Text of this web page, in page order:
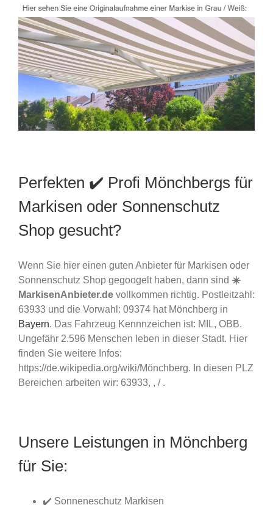
Perfekten ✔️ Profi Mönchbergs für
Markisen oder Sonnenschutz
Shop gesucht?
Wenn Sie hier einen guten Anbieter für Markisen oder
Sonnenschutz Shop gegoogelt haben, dann sind ☀️
MarkisenAnbieter.de vollkommen richtig. Postleitzahl:
63933 und die Vorwahl: 09374 hat Mönchberg in
Bayern. Das Fahrzeug Kennnzeichen ist: MIL, OBB.
Ungefähr 2.596 Menschen leben in dieser Stadt. Hier
finden Sie weitere Infos:
https://de.wikipedia.org/wiki/Mönchberg. In diesen PLZ
Bereichen arbeiten wir: 63933, , / .
Unsere Leistungen in Mönchberg
für Sie:
✔️ Sonneneschutz Markisen